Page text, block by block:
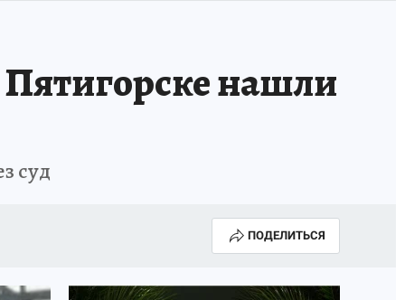
нашли
суд
ПОДЕЛИТЬСЯ